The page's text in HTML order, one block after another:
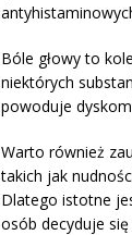
Bóle głowy to
niektórych
powoduje
Warto również
takich jak
Dlatego istotne
osób decyduje się